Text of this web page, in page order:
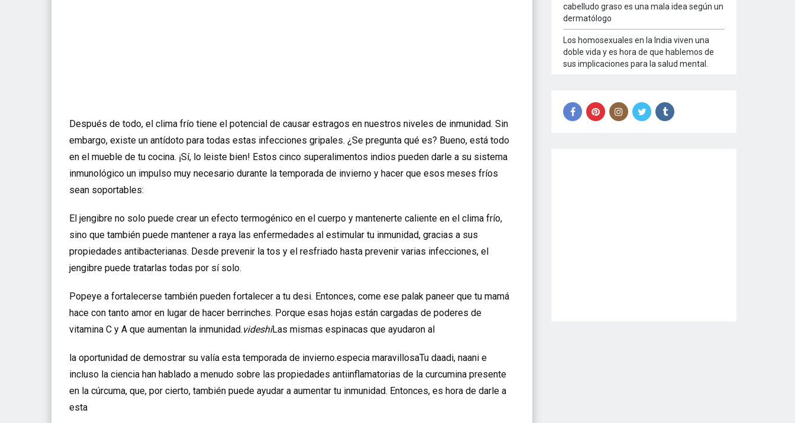
Después de todo, el clima frío tiene el potencial de causar estragos en nuestros niveles de inmunidad. Sin
embargo, existe un antídoto para todas estas infecciones gripales. ¿Se pregunta qué es? Bueno, está todo
en el mueble de tu cocina. ¡Sí, lo leiste bien! Estos cinco superalimentos indios pueden darle a su sistema
inmunológico un impulso muy necesario durante la temporada de invierno y hacer que esos meses fríos
sean soportables:
El jengibre no solo puede crear un efecto termogénico en el cuerpo y mantenerte caliente en el clima frío,
sino que también puede mantener a raya las enfermedades al estimular tu inmunidad, gracias a sus
propiedades antibacterianas. Desde prevenir la tos y el resfriado hasta prevenir varias infecciones, el
jengibre puede tratarlas todas por sí solo.
Popeye a fortalecerse también pueden fortalecer a tu desi. Entonces, come ese palak paneer que tu mamá
hace con tanto amor en lugar de hacer berrinches. Porque esas hojas están cargadas de poderes de
vitamina C y A que aumentan la inmunidad.videshiLas mismas espinacas que ayudaron al
la oportunidad de demostrar su valía esta temporada de invierno.especia maravillosaTu daadi, naani e
incluso la ciencia han hablado a menudo sobre las propiedades antiinflamatorias de la curcumina presente
en la cúrcuma, que, por cierto, también puede ayudar a aumentar tu inmunidad. Entonces, es hora de darle a
esta
cabelludo graso es una mala idea según un
dermatólogo
Los homosexuales en la India viven una
doble vida y es hora de que hablemos de
sus implicaciones para la salud mental.